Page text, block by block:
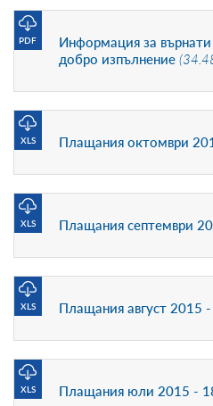
Информация за
добро изпълнение
PDF
Плащания октомври
XLS
Плащания септември
XLS
Плащания август 2015
XLS
Плащания юли 2015 -
XLS